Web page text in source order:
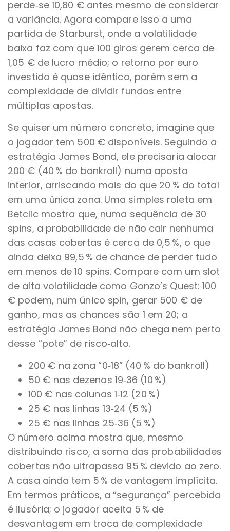
perde‑se 10,80 € antes mesmo de considerar
a variância. Agora compare isso a uma
partida de Starburst, onde a volatilidade
baixa faz com que 100 giros gerem cerca de
1,05 € de lucro médio; o retorno por euro
investido é quase idêntico, porém sem a
complexidade de dividir fundos entre
múltiplas apostas.
Se quiser um número concreto, imagine que
o jogador tem 500 € disponíveis. Seguindo a
estratégia James Bond, ele precisaria alocar
200 € (40 % do bankroll) numa aposta
interior, arriscando mais do que 20 % do total
em uma única zona. Uma simples roleta em
Betclic mostra que, numa sequência de 30
spins, a probabilidade de não cair nenhuma
das casas cobertas é cerca de 0,5 %, o que
ainda deixa 99,5 % de chance de perder tudo
em menos de 10 spins. Compare com um slot
de alta volatilidade como Gonzo’s Quest: 100
€ podem, num único spin, gerar 500 € de
ganho, mas as chances são 1 em 20; a
estratégia James Bond não chega nem perto
desse “pote” de risco‑alto.
200 € na zona “0‑18” (40 % do bankroll)
50 € nas dezenas 19‑36 (10 %)
100 € nas colunas 1‑12 (20 %)
25 € nas linhas 13‑24 (5 %)
25 € nas linhas 25‑36 (5 %)
O número acima mostra que, mesmo
distribuindo risco, a soma das probabilidades
cobertas não ultrapassa 95 % devido ao zero.
A casa ainda tem 5 % de vantagem implícita.
Em termos práticos, a “segurança” percebida
é ilusória; o jogador aceita 5 % de
desvantagem em troca de complexidade